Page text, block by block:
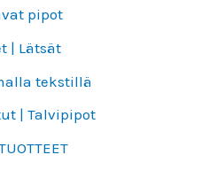
pipot
| Lätsät
tekstillä
| Talvipipot